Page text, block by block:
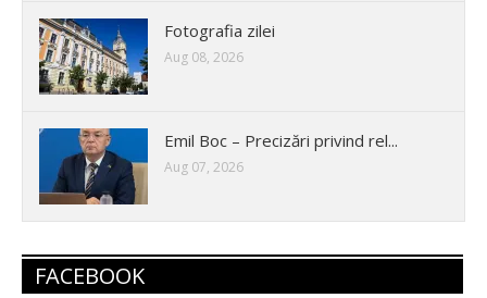
Fotografia zilei
Aug 08, 2026
Emil Boc – Precizări privind rel...
Aug 07, 2026
FACEBOOK